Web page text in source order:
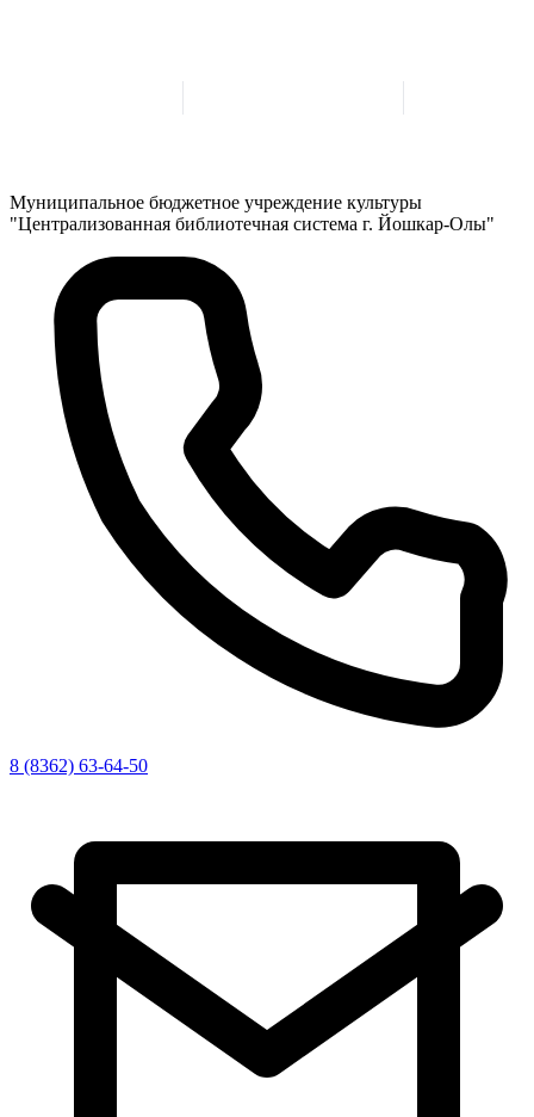
Муниципальное бюджетное учреждение культуры
"Централизованная библиотечная система г. Йошкар-Олы"
8 (8362) 63-64-50